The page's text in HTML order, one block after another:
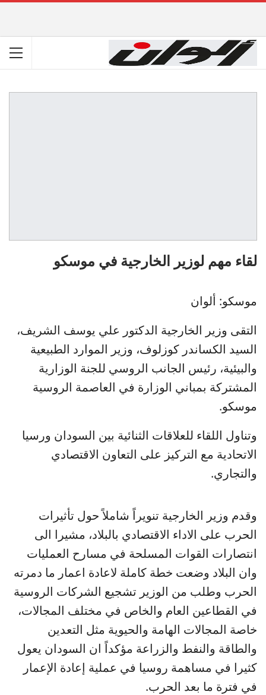
لقاء مهم لوزير الخارجية في موسكو
موسكو: ألوان
التقى وزير الخارجية الدكتور علي يوسف الشريف،
السيد الكساندر كوزلوف، وزير الموارد الطبيعية
والبيئية، رئيس الجانب الروسي للجنة الوزارية
المشتركة بمباني الوزارة في العاصمة الروسية
موسكو.
وتناول اللقاء للعلاقات الثنائية بين السودان ورسيا
الاتحادية مع التركيز على التعاون الاقتصادي
والتجاري.
وقدم وزير الخارجية تنويراً شاملاً حول تأثيرات
الحرب على الاداء الاقتصادي بالبلاد، مشيرا الى
انتصارات القوات المسلحة في مسارح العمليات
وان البلاد وضعت خطة كاملة لاعادة اعمار ما دمرته
الحرب وطلب من الوزير تشجيع الشركات الروسية
في القطاعين العام والخاص في مختلف المجالات،
خاصة المجالات الهامة والحيوية مثل التعدين
والطاقة والنفط والزراعة مؤكداً ان السودان يعول
كثيرا في مساهمة روسيا في عملية إعادة الإعمار
في فترة ما بعد الحرب.